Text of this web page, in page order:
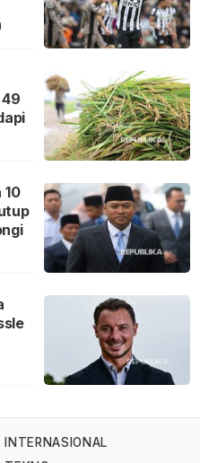
10
INTERNASIONAL